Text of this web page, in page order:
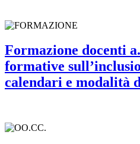
Formazione docenti
formative
calendari e modalità